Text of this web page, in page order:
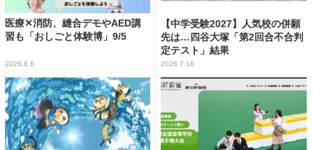
医療✕消防、縫合デモやAED講
習も「おしごと体験博」9/5
2026.8.6
【中学受験2027】人気校の併願
先は…四谷大塚「第2回合不合判
定テスト」結果
2026.7.16